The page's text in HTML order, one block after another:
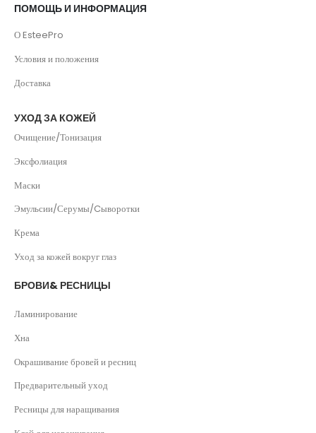
ПОМОЩЬ И ИНФОРМАЦИЯ
О EsteePro
Условия и положения
Доставка
УХОД ЗА КОЖЕЙ
Очищение/Тонизация
Эксфолиация
Маски
Эмульсии/Серумы/Cыворотки
Крема
Уход за кожей вокруг глаз
БРОВИ& РЕСНИЦЫ
Ламинирование
Хна
Окрашивание бровей и ресниц
Предварительный уход
Ресницы для наращивания